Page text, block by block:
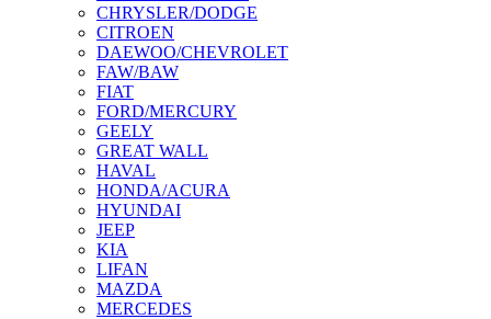
CHRYSLER/DODGE
CITROEN
DAEWOO/CHEVROLET
FAW/BAW
FIAT
FORD/MERCURY
GEELY
GREAT WALL
HAVAL
HONDA/ACURA
HYUNDAI
JEEP
KIA
LIFAN
MAZDA
MERCEDES